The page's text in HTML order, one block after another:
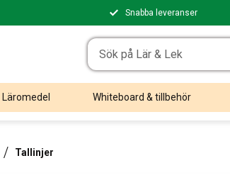
Snabba leveranser
Läromedel Whiteboard & tillbehör
Tallinjer